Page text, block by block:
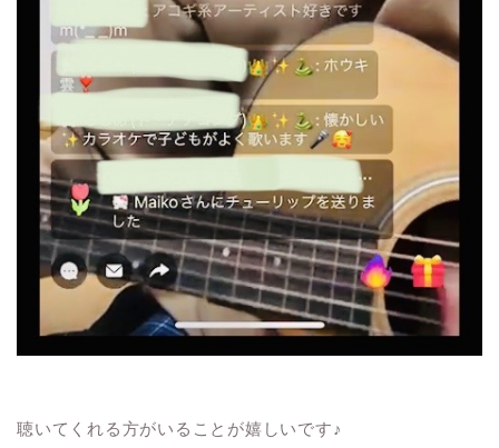
聴いてくれる方がいることが嬉しいです♪